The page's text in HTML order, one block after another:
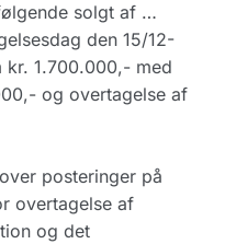
solgt af …
den 15/12-
1.700.000,- med
og overtagelse af
posteringer på
overtagelse af
og det